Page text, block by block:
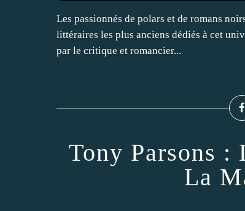
Les passionnés de polars et de romans
littéraires les plus anciens dédiés à cet
par le critique et romancier...
Tony Parsons :
La